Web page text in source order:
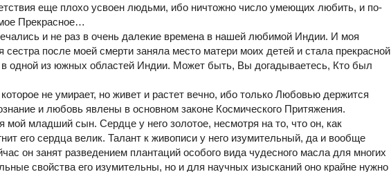
еще плохо усвоен людьми, ибо ничтожно число умеющих любить, и по-
Прекрасное…
и не раз в очень далекие времена в нашей любимой Индии. И моя
после моей смерти заняла место матери моих детей и стала прекрасной
одной из южных областей Индии. Может быть, Вы догадываетесь, Кто был
не умирает, но живет и растет вечно, ибо только Любовью держится
и любовь явлены в основном законе Космического Притяжения.
мой младший сын. Сердце у него золотое, несмотря на то, что он, как
его сердца велик. Талант к живописи у него изумительный, да и вообще
он занят разведением плантаций особого вида чудесного масла для многих
свойства его изумительны, но и для научных изысканий оно крайне нужно